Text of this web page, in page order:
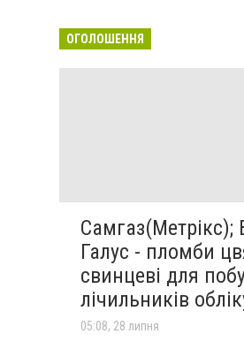
ОГОЛОШЕННЯ
Самгаз(Метрікс);
Галус - пломби
свинцеві для
лічильників
05:08, 28 липня